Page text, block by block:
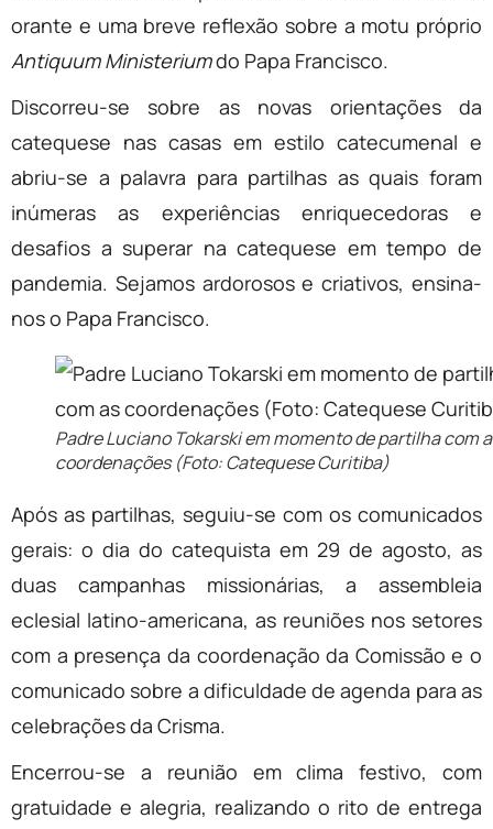
orante e uma breve reflexão sobre a motu próprio
Antiquum Ministeriumdo Papa Francisco.
Discorreu-se sobre as novas orientações da
catequese nas casas em estilo catecumenal e
abriu-se a palavra para partilhas as quais foram
inúmeras as experiências enriquecedoras e
desafios a superar na catequese em tempo de
pandemia. Sejamos ardorosos e criativos, ensina-
nos o Papa Francisco.
Padre Luciano Tokarski em momento de partilha com
coordenações (Foto: Catequese Curitiba)
Após as partilhas, seguiu-se com os comunicados
gerais: o dia do catequista em 29 de agosto, as
duas campanhas missionárias, a assembleia
eclesial latino-americana, as reuniões nos setores
com a presença da coordenação da Comissão e o
comunicado sobre a dificuldade de agenda para as
celebrações da Crisma.
Encerrou-se a reunião em clima festivo, com
gratuidade e alegria, realizando o rito de entrega